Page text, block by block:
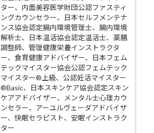
ター、内面美容医学財団公認ファスティ
ングカウンセラー、日本セルフメンテナ
ンス協会認定腸内環境管理士、腸内環境
解析士、日本温活協会認定温活士、薬膳
調整師、管理健康栄養インストラクタ
ー、食育健康アドバイザー、日本フェム
テックマイスター協会公認フェムテック
マイスター®上級、公認妊活マイスター
®Basic、日本スキンケア協会認定スキン
ケアアドバイザー、メンタル士心理カウ
ンセラー、アーユルヴェーダアドバイザ
ー、快眠セラピスト、安眠インストラク
ター